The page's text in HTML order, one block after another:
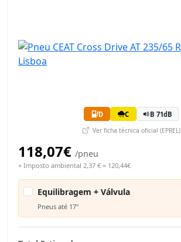
D C B 71dB
Ver ficha técnica oficial (EPREL)
118,07€ /pneu
+ Imposto ambiental 2,37 € = 120,44€
Equilibragem + Válvula
Pneus até 17"